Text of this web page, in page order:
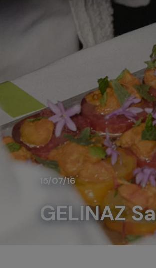
15/07/16
GELINAZ